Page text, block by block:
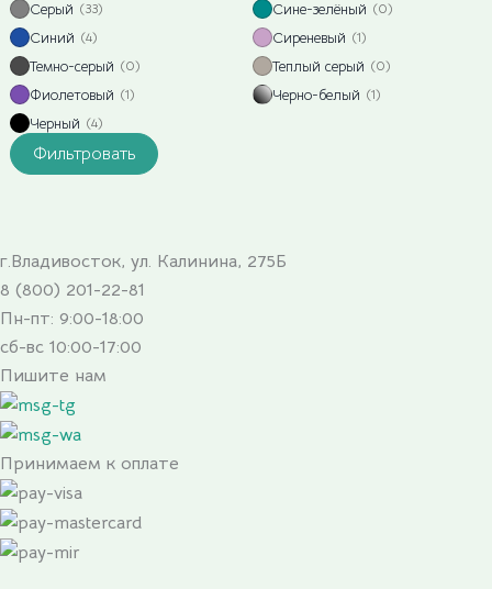
Серый (33) Сине-зелёный (0)
Синий (4) Сиреневый (1)
Темно-серый (0) Теплый серый (0)
Фиолетовый (1) Черно-белый (1)
Черный (4)
Фильтровать
г.Владивосток, ул. Калинина, 275Б
8 (800) 201-22-81
Пн-пт: 9:00-18:00
сб-вс 10:00-17:00
Пишите нам
Принимаем к оплате